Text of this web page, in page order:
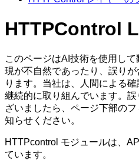
HTTPControl
このページはAI技術を使用し
現が不自然であったり、誤り
ります。当社は、人間による
継続的に取り組んでいます。
ざいましたら、ページ下部の
知らせください。
HTTPcontrol モジュールは、
ています。